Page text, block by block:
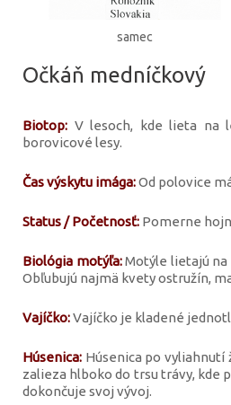
samec
Očkáň medníčkový
Biotop: V lesoch, kde lieta na
borovicové lesy.
Čas výskytu imága:Od polovice
Status / Početnosť: Pomerne
Biológia motýľa:Motýle lietajú na
Obľubujú najmä kvety ostružín,
Vajíčko:Vajíčko je kladené
Húsenica: Húsenica po
zalieza hlboko do trsu trávy, kde
dokončuje svoj vývoj.